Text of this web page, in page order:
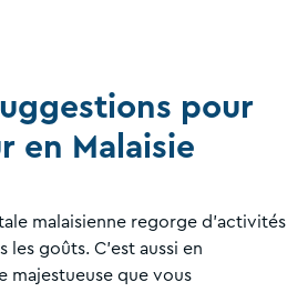
pour
en Malaisie
malaisienne regorge d’activités
goûts. C’est aussi en
que vous